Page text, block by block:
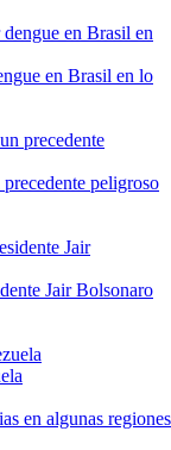
en Brasil en lo
peligroso
Jair Bolsonaro